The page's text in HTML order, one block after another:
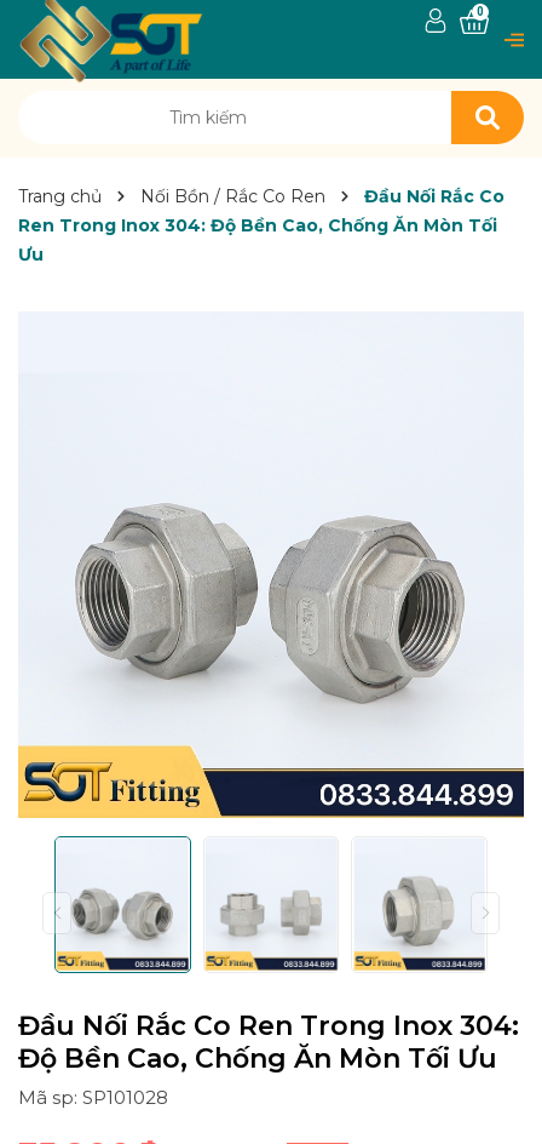
0
Trang chủ Nối Bồn / Rắc Co Ren
Đầu Nối Rắc Co
Ren Trong Inox 304: Độ Bền Cao, Chống Ăn Mòn Tối
Ưu
Đầu Nối Rắc Co Ren Trong Inox 304:
Độ Bền Cao, Chống Ăn Mòn Tối Ưu
Mã sp: SP101028